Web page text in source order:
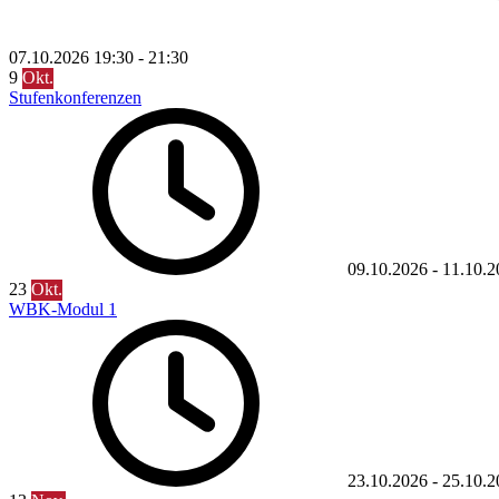
07.10.2026 19:30 - 21:30
9 Okt.
Stufenkonferenzen
09.10.2026 -
23 Okt.
WBK-Modul 1
23.10.2026 -